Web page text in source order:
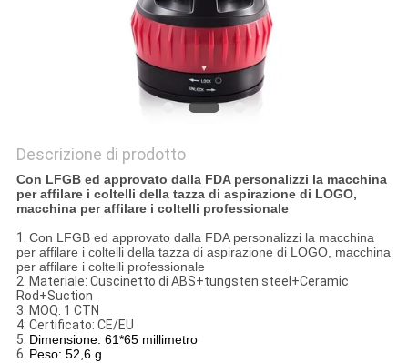
Descrizione di prodotto
Con LFGB ed approvato dalla FDA personalizzi la macchina
per affilare i coltelli della tazza di aspirazione di LOGO,
macchina per affilare i coltelli professionale
1. Con LFGB ed approvato dalla FDA personalizzi la macchina
per affilare i coltelli della tazza di aspirazione di LOGO, macchina
per affilare i coltelli professionale
2. Materiale: Cuscinetto di ABS+tungsten steel+Ceramic
Rod+Suction
3. MOQ: 1 CTN
4: Certificato: CE/EU
5. Dimensione: 61*65 millimetro
6. Peso: 52,6 g